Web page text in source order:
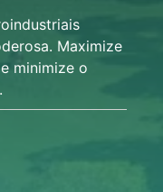
Maximize
minimize o